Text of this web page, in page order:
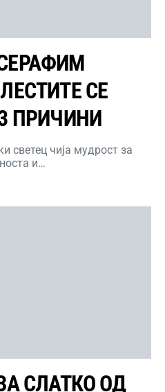
СЕ
ПРИЧИНИ
светец чија мудрост за
и…
СЛАТКО ОД